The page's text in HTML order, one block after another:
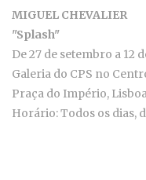
MIGUEL CHEVALIER
"Splash"
De 27 de setembro a 12
Galeria do CPS no
Praça do Império,
Horário: Todos os dias,